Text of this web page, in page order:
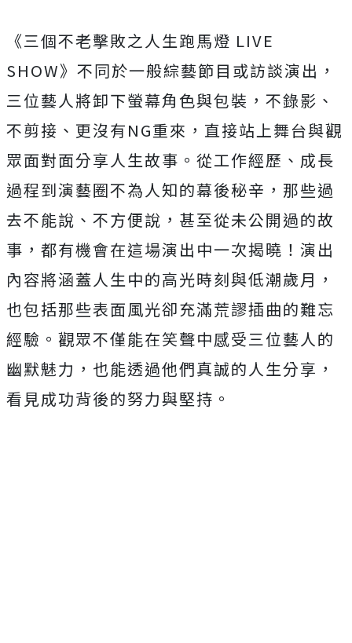
《三個不老擊敗之人生跑馬燈 LIVE
SHOW》不同於一般綜藝節目或訪談演出，
三位藝人將卸下螢幕角色與包裝，不錄影、
不剪接、更沒有NG重來 ，直接站上舞台與觀
眾面對面分享人生故事。從工作經歷、 成長
過程到演藝圈不為人知的幕後秘辛，那些過
去不能說、 不方便說，甚至從未公開過的故
事， 都有機會在這場演出中一次揭曉！ 演出
內容將涵蓋人生中的高光時刻與低潮歲月，
也包括那些表面風光卻充滿荒謬插曲的難忘
經驗。 觀眾不僅能在笑聲中感受三位藝人的
幽默魅力， 也能透過他們真誠的人生分享，
看見成功背後的努力與堅持。